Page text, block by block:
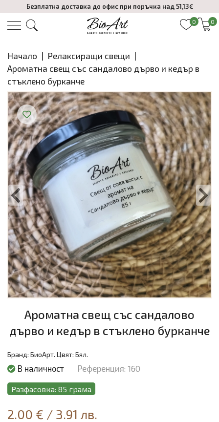
Безплатна доставка до офис при поръчка над 51,13€
0 0
Начало | Релаксиращи свещи |
Ароматна свещ със сандалово дърво и кедър в
стъклено бурканче
Ароматна свещ със сандалово
дърво и кедър в стъклено бурканче
Бранд: БиоАрт. Цвят: Бял.
В наличност Референция: 160
Разфасовка: 85 грама
2.00 € / 3.91 лв.